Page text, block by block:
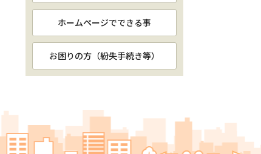
ホームページでできる事
お困りの方（紛失手続き等）